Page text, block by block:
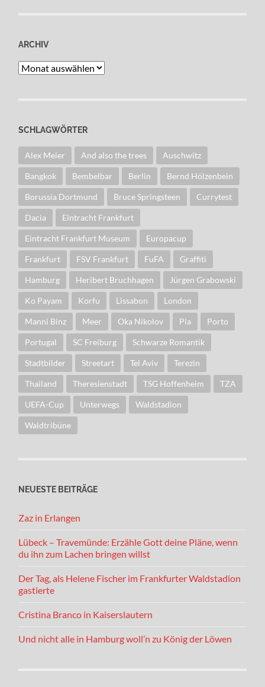
ARCHIV
Archiv
SCHLAGWÖRTER
Alex Meier And also the trees Auschwitz
Bangkok Bembelbar Berlin Bernd Hölzenbein
Borussia Dortmund Bruce Springsteen Currytest
Dacia Eintracht Frankfurt
Eintracht Frankfurt Museum Europacup
Frankfurt FSV Frankfurt FuFA Graffiti
Hamburg Heribert Bruchhagen Jürgen Grabowski
Ko Payam Korfu Lissabon London
Manni Binz Meer Oka Nikolov Pia Porto
Portugal SC Freiburg Schwarze Romantik
Stadtbilder Streetart Tel Aviv Terezin
Thailand Theresienstadt TSG Hoffenheim TZA
UEFA-Cup Unterwegs Waldstadion
Waldtribüne
NEUESTE BEITRÄGE
Zaz in Erlangen
Lübeck – Travemünde: Erzähle Gott deine Pläne, wenn
du ihn zum Lachen bringen willst
Der Tag, als Helene Fischer im Frankfurter Waldstadion
gastierte
Cristina Branco in Kaiserslautern
Und nicht alle in Hamburg woll’n zu König der Löwen